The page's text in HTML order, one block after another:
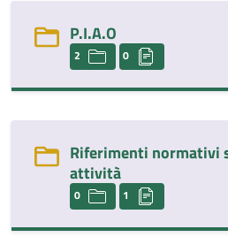
P.I.A.O
2 0
Riferimenti normativi
attività
0 1